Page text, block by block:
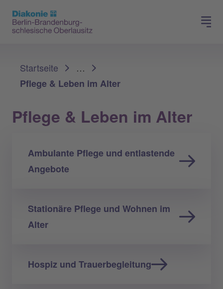
Presse
Startseite
…
Pflege & Leben im Alter
Pflege & Leben im Alter
Ambulante Pflege und entlastende
Angebote
Stationäre Pflege und Wohnen im
Alter
Hospiz und Trauerbegleitung